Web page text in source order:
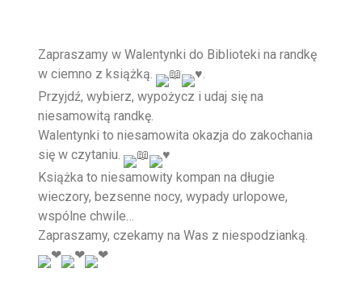
Zapraszamy w Walentynki do Biblioteki na randkę
w ciemno z książką.
.
Przyjdź, wybierz, wypożycz i udaj się na
niesamowitą randkę.
Walentynki to niesamowita okazja do zakochania
się w czytaniu.
Książka to niesamowity kompan na długie
wieczory, bezsenne nocy, wypady urlopowe,
wspólne chwile…
Zapraszamy, czekamy na Was z niespodzianką.